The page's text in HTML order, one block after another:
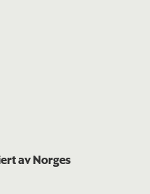
av Norges